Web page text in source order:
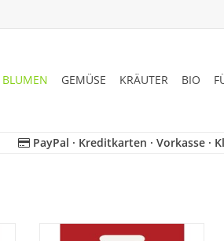
BLUMEN GEMÜSE KRÄUTER BIO
PayPal · Kreditkarten · Vorkasse ·